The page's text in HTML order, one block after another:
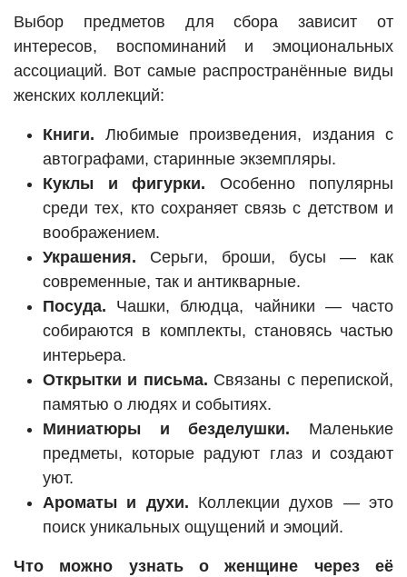
Выбор предметов для сбора зависит от
интересов, воспоминаний и эмоциональных
ассоциаций. Вот самые распространённые виды
женских коллекций:
Книги. Любимые произведения, издания с
автографами, старинные экземпляры.
Куклы и фигурки. Особенно популярны
среди тех, кто сохраняет связь с детством и
воображением.
Украшения. Серьги, броши, бусы — как
современные, так и антикварные.
Посуда. Чашки, блюдца, чайники — часто
собираются в комплекты, становясь частью
интерьера.
Открытки и письма. Связаны с перепиской,
памятью о людях и событиях.
Миниатюры и безделушки. Маленькие
предметы, которые радуют глаз и создают
уют.
Ароматы и духи. Коллекции духов — это
поиск уникальных ощущений и эмоций.
Что можно узнать о женщине через её